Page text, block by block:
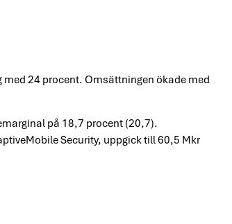
24 procent. Omsättningen ökade med
på 18,7 procent (20,7).
Security, uppgick till 60,5 Mkr